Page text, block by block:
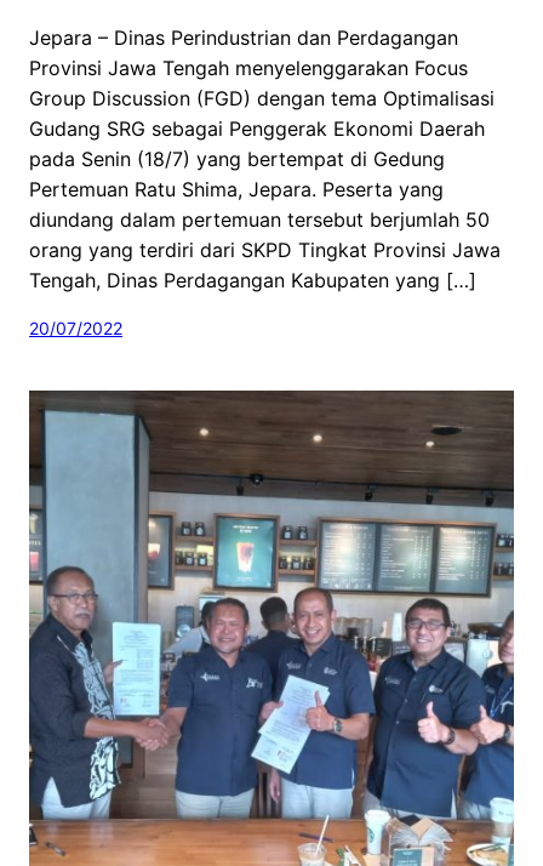
Jepara – Dinas Perindustrian dan Perdagangan
Provinsi Jawa Tengah menyelenggarakan Focus
Group Discussion (FGD) dengan tema Optimalisasi
Gudang SRG sebagai Penggerak Ekonomi Daerah
pada Senin (18/7) yang bertempat di Gedung
Pertemuan Ratu Shima, Jepara. Peserta yang
diundang dalam pertemuan tersebut berjumlah 50
orang yang terdiri dari SKPD Tingkat Provinsi Jawa
Tengah, Dinas Perdagangan Kabupaten yang […]
20/07/2022